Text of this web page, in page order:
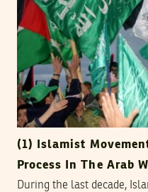
(1) Islamist
Process In The Arab
During the last decade,